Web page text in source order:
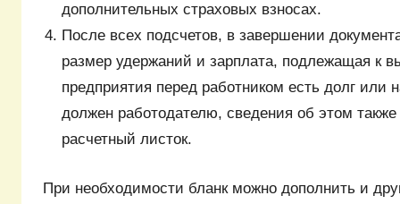
дополнительных страховых взносах.
После всех подсчетов, в завершении
размер удержаний и зарплата, подлежащая к
предприятия перед работником есть долг или
должен работодателю, сведения об этом
расчетный листок.
При необходимости бланк можно дополнить и